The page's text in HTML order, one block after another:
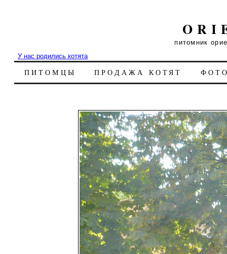
питомник
У нас родились котята
ПИТОМЦЫ ПРОДАЖА КОТЯТ